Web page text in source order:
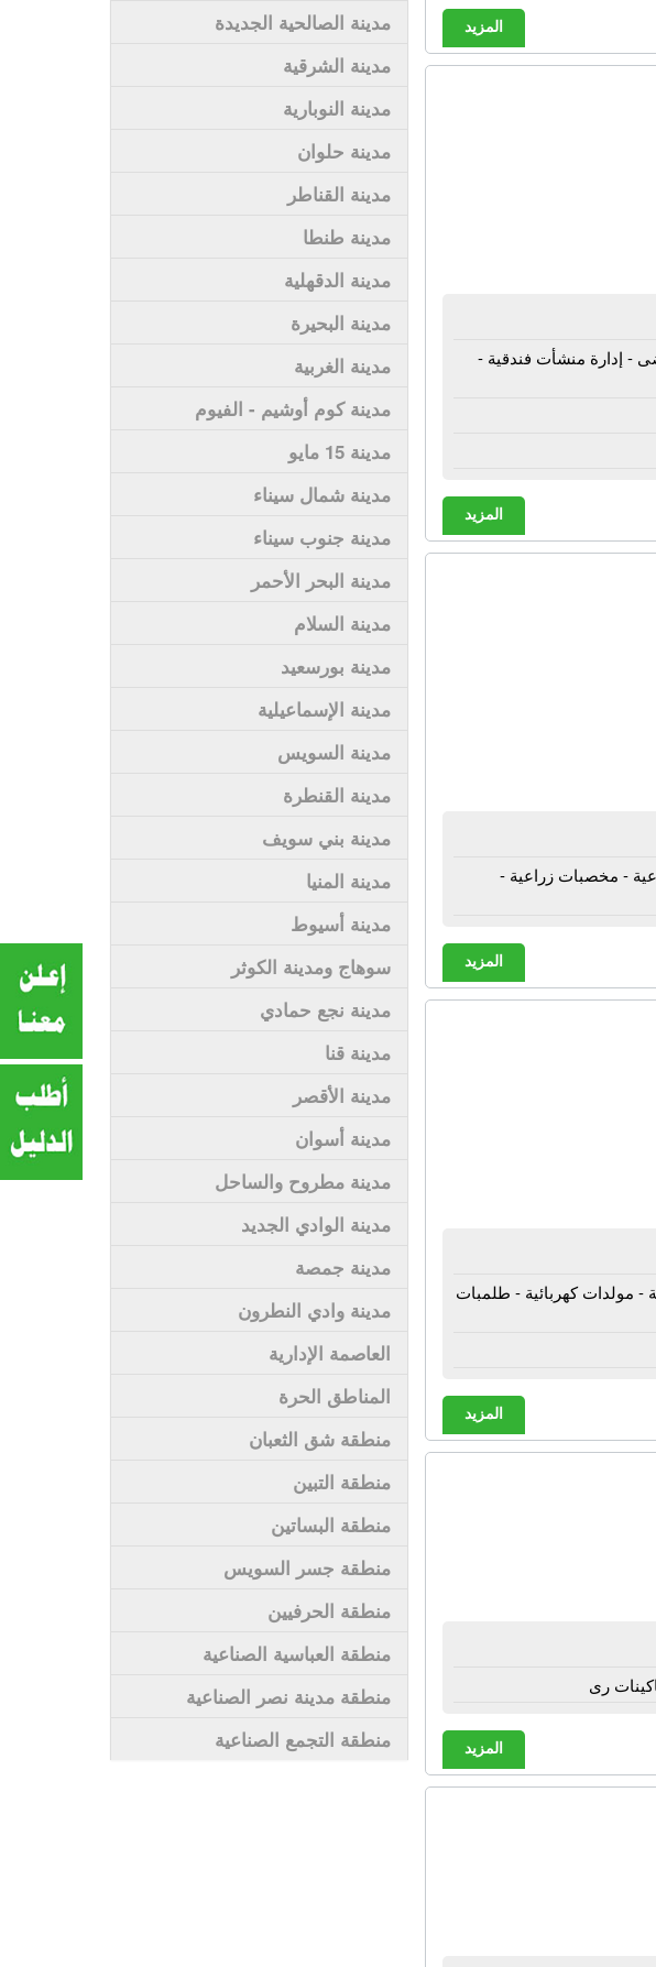
المزيد
- إدارة منشأت فندقية -
المزيد
- مخصبات زراعية -
المزيد
مولدات كهربائية - طلمبات
المزيد
رى
المزيد
مدينة الصالحية الجديدة
مدينة الشرقية
مدينة النوبارية
مدينة حلوان
مدينة القناطر
مدينة طنطا
مدينة الدقهلية
مدينة البحيرة
مدينة الغربية
مدينة كوم أوشيم - الفيوم
مدينة 15 مايو
مدينة شمال سيناء
مدينة جنوب سيناء
مدينة البحر الأحمر
مدينة السلام
مدينة بورسعيد
مدينة الإسماعيلية
مدينة السويس
مدينة القنطرة
مدينة بني سويف
مدينة المنيا
مدينة أسيوط
سوهاج ومدينة الكوثر
مدينة نجع حمادي
مدينة قنا
مدينة الأقصر
مدينة أسوان
مدينة مطروح والساحل
مدينة الوادي الجديد
مدينة جمصة
مدينة وادي النطرون
العاصمة الإدارية
المناطق الحرة
منطقة شق الثعبان
منطقة التبين
منطقة البساتين
منطقة جسر السويس
منطقة الحرفيين
منطقة العباسية الصناعية
منطقة مدينة نصر الصناعية
منطقة التجمع الصناعية